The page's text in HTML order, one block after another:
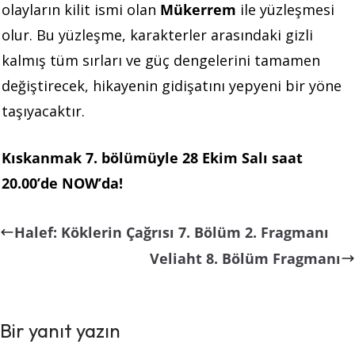
olayların kilit ismi olan Mükerrem ile yüzleşmesi
olur. Bu yüzleşme, karakterler arasındaki gizli
kalmış tüm sırları ve güç dengelerini tamamen
değiştirecek, hikayenin gidişatını yepyeni bir yöne
taşıyacaktır.
Kıskanmak 7. bölümüyle 28 Ekim Salı saat
20.00’de NOW’da!
Halef: Köklerin Çağrısı 7. Bölüm 2. Fragmanı
Veliaht 8. Bölüm Fragmanı
Bir yanıt yazın